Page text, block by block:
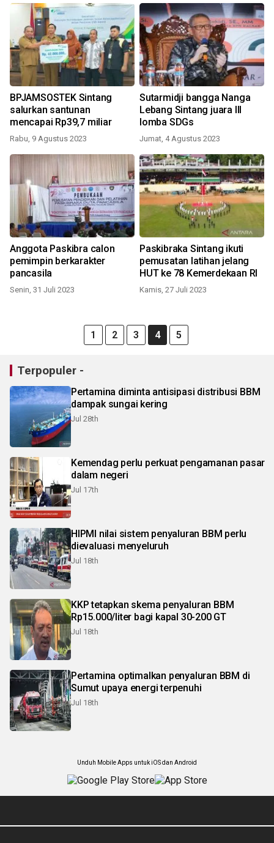
BPJAMSOSTEK Sintang
salurkan santunan
mencapai Rp39,7 miliar
Rabu, 9 Agustus 2023
Sutarmidji bangga Nanga
Lebang Sintang juara III
lomba SDGs
Jumat, 4 Agustus 2023
Anggota Paskibra calon
pemimpin berkarakter
pancasila
Senin, 31 Juli 2023
Paskibraka Sintang ikuti
pemusatan latihan jelang
HUT ke 78 Kemerdekaan RI
Kamis, 27 Juli 2023
1 2 3 4 5
Terpopuler -
Pertamina diminta antisipasi distribusi BBM
dampak sungai kering
Jul 28th
Kemendag perlu perkuat pengamanan pasar
dalam negeri
Jul 17th
HIPMI nilai sistem penyaluran BBM perlu
dievaluasi menyeluruh
Jul 18th
KKP tetapkan skema penyaluran BBM
Rp15.000/liter bagi kapal 30-200 GT
Jul 18th
Pertamina optimalkan penyaluran BBM di
Sumut upaya energi terpenuhi
Jul 18th
Unduh Mobile Apps untuk iOS dan Android